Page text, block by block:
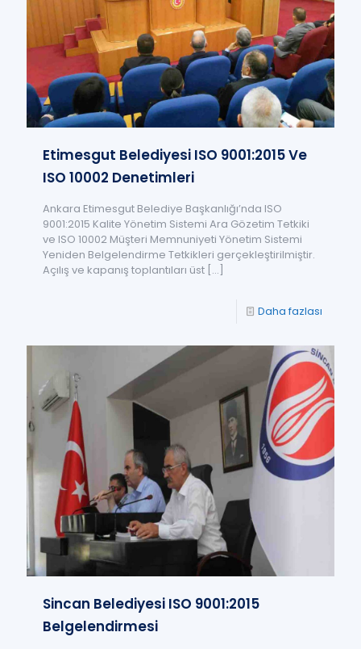
Etimesgut Belediyesi ISO 9001:2015 Ve
ISO 10002 Denetimleri
Ankara Etimesgut Belediye Başkanlığı’nda ISO
9001:2015 Kalite Yönetim Sistemi Ara Gözetim Tetkiki
ve ISO 10002 Müşteri Memnuniyeti Yönetim Sistemi
Yeniden Belgelendirme Tetkikleri gerçekleştirilmiştir.
Açılış ve kapanış toplantıları üst […]
Daha fazlası
Sincan Belediyesi ISO 9001:2015
Belgelendirmesi